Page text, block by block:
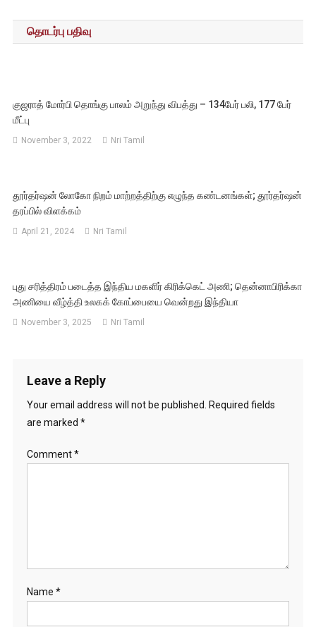
navigation
தொடர்பு பதிவு
குஜராத் மோர்பி தொங்கு பாலம் அறுந்து விபத்து – 134பேர் பலி, 177 பேர்
மீட்பு
November 3, 2022 Nri Tamil
தூர்தர்ஷன் லோகோ நிறம் மாற்றத்திற்கு எழுந்த கண்டனங்கள்; தூர்தர்ஷன்
தரப்பில் விளக்கம்
April 21, 2024 Nri Tamil
புது சரித்திரம் படைத்த இந்திய மகளிர் கிரிக்கெட் அணி; தென்னாபிரிக்கா
அணியை வீழ்த்தி உலகக் கோப்பையை வென்றது இந்தியா
November 3, 2025 Nri Tamil
Leave a Reply
Your email address will not be published.
Required fields
are marked *
Comment*
Name *